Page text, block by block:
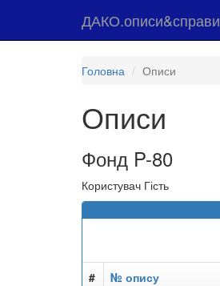
ДАКО.описи&справи
Головна Описи
Описи
Фонд P-80
Користувач Гість
# № опису